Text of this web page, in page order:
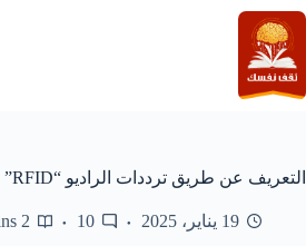
التجاوز
إلى
المحتوى
التعريف عن طريق ترددات الراديو “RFID”
19 يناير، 2025 10
2 mins